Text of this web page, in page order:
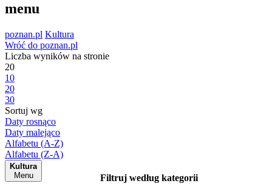
menu
poznan.pl Kultura
Wróć do poznan.pl
Liczba wyników na stronie
20
10
20
30
Sortuj wg
Daty rosnąco
Daty malejąco
Alfabetu (A-Z)
Alfabetu (Z-A)
Kultura
Menu
Filtruj według kategorii